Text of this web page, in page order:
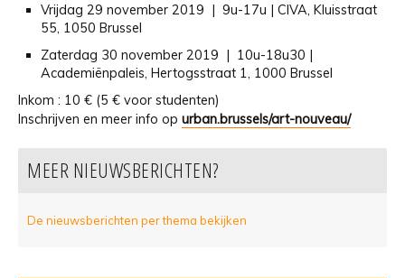
Vrijdag 29 november 2019 | 9u-17u | CIVA, Kluisstraat
55, 1050 Brussel
Zaterdag 30 november 2019 | 10u-18u30 |
Academiënpaleis, Hertogsstraat 1, 1000 Brussel
Inkom : 10 € (5 € voor studenten)
Inschrijven en meer info op urban.brussels/art-nouveau/
MEER NIEUWSBERICHTEN?
De nieuwsberichten per thema bekijken